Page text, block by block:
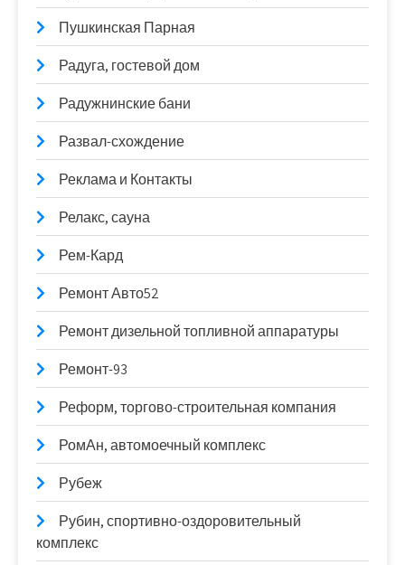
Пушкинская Парная
Радуга, гостевой дом
Радужнинские бани
Развал-схождение
Реклама и Контакты
Релакс, сауна
Рем-Кард
Ремонт Авто52
Ремонт дизельной топливной аппаратуры
Ремонт-93
Реформ, торгово-строительная компания
РомАн, автомоечный комплекс
Рубеж
Рубин, спортивно-оздоровительный
комплекс